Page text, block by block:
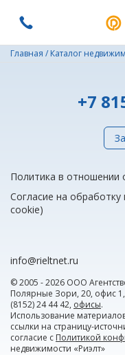
Главная / Каталог
+7
Политика в отношении
Согласие на
cookie)
info@rieltnet.ru
© 2005 - 2026 ООО
Полярные Зори, 20, офис
(8152) 24 44 42, офисы.
Использование
ссылки на страницу-
согласие с Политикой
недвижимости «Риэлт»